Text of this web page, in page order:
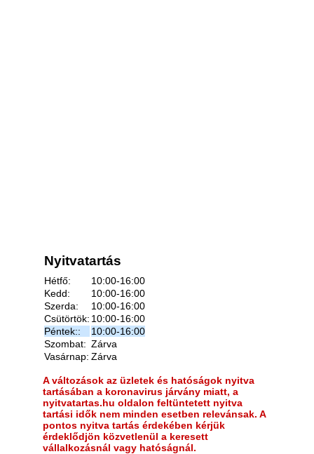
Nyitvatartás
Hétfő:
10:00-16:00
Kedd:
10:00-16:00
Szerda:
10:00-16:00
Csütörtök: 10:00-16:00
Péntek::
10:00-16:00
Szombat: Zárva
Vasárnap: Zárva
A változások az üzletek és hatóságok nyitva
tartásában a koronavirus járvány miatt, a
nyitvatartas.hu oldalon feltüntetett nyitva
tartási idők nem minden esetben relevánsak. A
pontos nyitva tartás érdekében kérjük
érdeklődjön közvetlenül a keresett
vállalkozásnál vagy hatóságnál.